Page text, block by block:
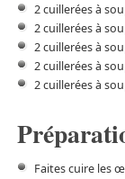
2 cuillerées à
2 cuillerées à
2 cuillerées à
2 cuillerées à
2 cuillerées à
Faites cuire les